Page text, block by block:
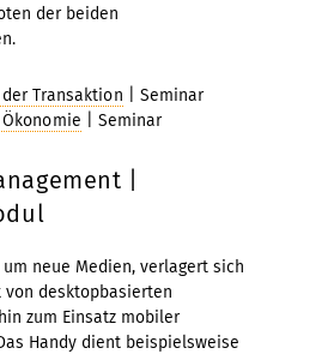
der beiden
Transaktion | Seminar
| Seminar
|
neue Medien, verlagert sich
von desktopbasierten
zum Einsatz mobiler
Handy dient beispielsweise